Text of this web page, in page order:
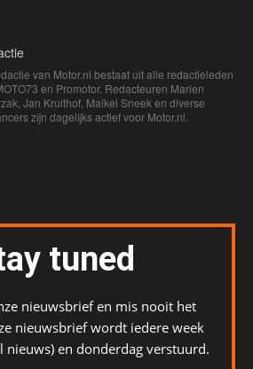
van Motor.nl bestaat uit alle redactieleden
en Promotor. Redacteuren Marien
Jan Kruithof, Maikel Sneek en diverse
zijn dagelijks actief voor Motor.nl.
tuned
nieuwsbrief en mis nooit het
nieuwsbrief wordt iedere week
nieuws) en donderdag verstuurd.